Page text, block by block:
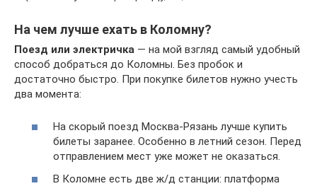
На чем лучше ехать в Коломну?
Поезд или электричка — на мой взгляд самый удобный
способ добраться до Коломны. Без пробок и
достаточно быстро. При покупке билетов нужно учесть
два момента:
На скорый поезд Москва-Рязань лучше купить
билеты заранее. Особенно в летний сезон. Перед
отправлением мест уже может не оказаться.
В Коломне есть две ж/д станции: платформа